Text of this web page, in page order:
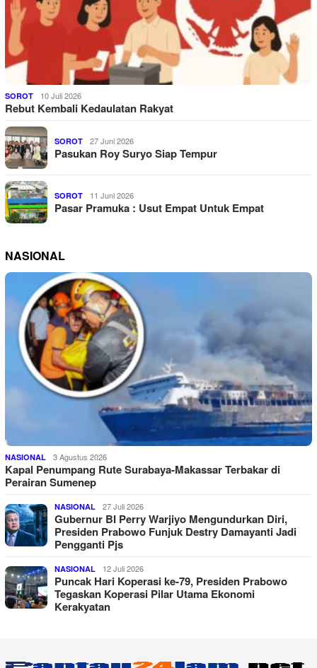
SOROT 10 Juli 2026
Rebut Kembali Kedaulatan Rakyat
SOROT 27 Juni 2026
Pasukan Roy Suryo Siap Tempur
SOROT 11 Juni 2026
Pasar Pramuka : Usut Empat Untuk Empat
NASIONAL
NASIONAL 3 Agustus 2026
Kapal Penumpang Rute Surabaya-Makassar Terbakar di
Perairan Sumenep
NASIONAL 27 Juli 2026
Gubernur BI Perry Warjiyo Mengundurkan Diri,
Presiden Prabowo Funjuk Destry Damayanti Jadi
Pengganti Pjs
NASIONAL 12 Juli 2026
Puncak Hari Koperasi ke-79, Presiden Prabowo
Tegaskan Koperasi Pilar Utama Ekonomi
Kerakyatan